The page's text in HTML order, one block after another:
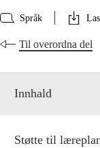
Språk
Til overordna del
Innhald
Støtte til